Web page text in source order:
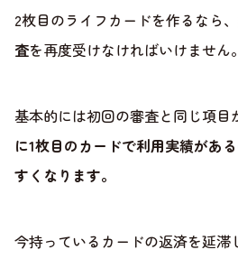
2枚目のライフカードを作るなら、
査を再度受けなければいけません。
基本的には初回の審査と同じ項目
に1枚目のカードで利用実績があ
すくなります。
今持っているカードの返済を延滞